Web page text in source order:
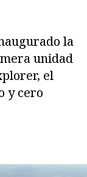
la
unidad
el
y cero